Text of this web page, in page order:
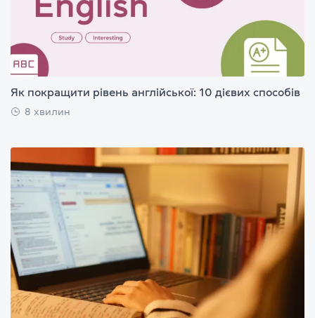
Як покращити рівень англійської: 10 дієвих способів
8 хвилин